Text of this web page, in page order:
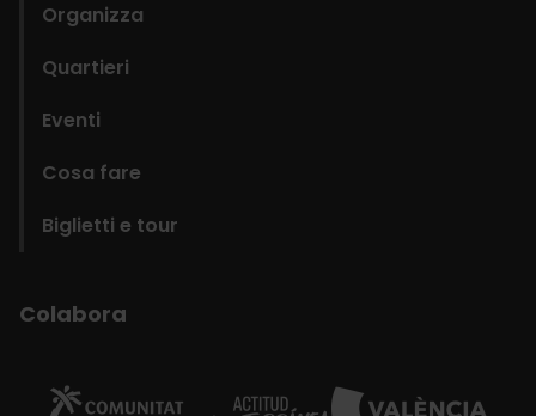
Organizza
Quartieri
Eventi
Cosa fare
Biglietti e tour
Colabora